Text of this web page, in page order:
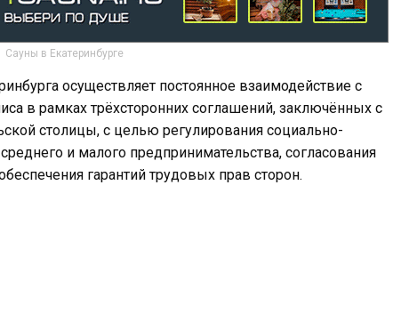
Сауны в Екатеринбурге
осуществляет постоянное взаимодействие с
в рамках трёхсторонних соглашений, заключённых с
столицы, с целью регулирования социально-
и малого предпринимательства, согласования
гарантий трудовых прав сторон.